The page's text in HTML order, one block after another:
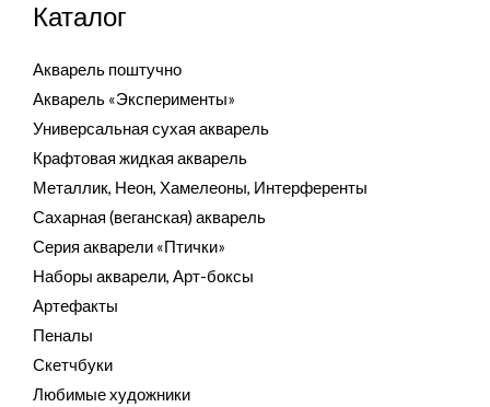
Каталог
Акварель поштучно
Акварель «Эксперименты»
Универсальная сухая акварель
Крафтовая жидкая акварель
Металлик, Неон, Хамелеоны, Интерференты
Сахарная (веганская) акварель
Серия акварели «Птички»
Наборы акварели, Арт-боксы
Артефакты
Пеналы
Скетчбуки
Любимые художники